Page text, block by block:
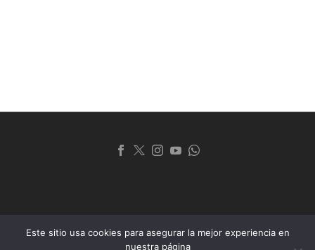
© 2024 Club Universitario de La Plata
Este sitio usa cookies para asegurar la mejor experiencia en
nuestra página